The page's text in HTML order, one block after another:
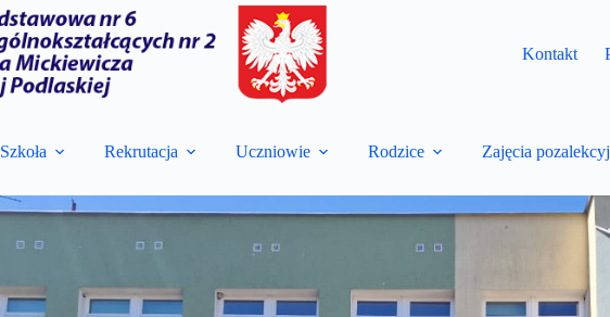
Kontakt
Szkoła Rekrutacja Uczniowie Rodzice Zajęcia